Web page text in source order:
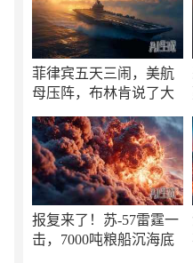
菲律宾五天三闹，美航
母压阵，布林肯说了大
报复来了！苏-57雷霆一
击，7000吨粮船沉海底